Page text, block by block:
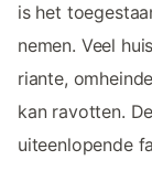
is het
nemen. Veel
riante,
kan ravotten.
uiteenlopende